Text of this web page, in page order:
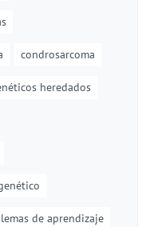
condrosarcoma
heredados
de aprendizaje